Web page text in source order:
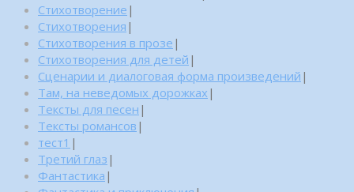
Стихотворение |
Стихотворения |
Стихотворения в прозе |
Стихотворения для детей |
Сценарии и диалоговая форма произведений |
Там, на неведомых дорожках |
Тексты для песен |
Тексты романсов |
тест1 |
Третий глаз |
Фантастика |